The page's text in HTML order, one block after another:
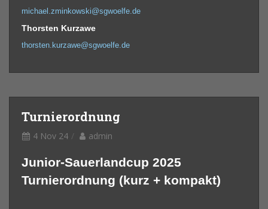
michael.zminkowski@sgwoelfe.de
Thorsten Kurzawe
thorsten.kurzawe@sgwoelfe.de
Turnierordnung
4 Nov 24 admin
Junior-Sauerlandcup 2025
Turnierordnung (kurz + kompakt)